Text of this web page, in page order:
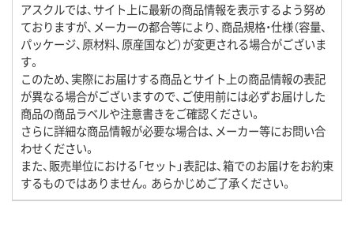
アスクルでは、サイト上に最新の商品情報を表示するよう努め
ておりますが、メーカーの都合等により、商品規格・仕様（容量、
パッケージ、原材料、原産国など）が変更される場合がございま
す。
このため、実際にお届けする商品とサイト上の商品情報の表記
が異なる場合がございますので、ご使用前には必ずお届けした
商品の商品ラベルや注意書きをご確認ください。
さらに詳細な商品情報が必要な場合は、メーカー等にお問い合
わせください。
また、販売単位における「セット」表記は、箱でのお届けをお約束
するものではありません。あらかじめご了承ください。